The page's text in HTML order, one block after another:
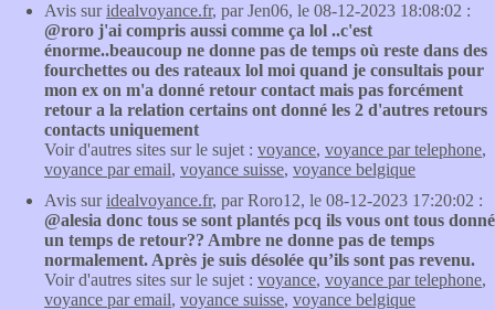
Avis suridealvoyance.fr, par Jen06, le 08-12-2023 18:08:02 :
@roro j'ai compris aussi comme ça lol ..c'est
énorme..beaucoup ne donne pas de temps où reste dans des
fourchettes ou des rateaux lol moi quand je consultais pour
mon ex on m'a donné retour contact mais pas forcément
retour a la relation certains ont donné les 2 d'autres retours
contacts uniquement
Voir d'autres sites sur le sujet : voyance, voyance par telephone,
voyance par email, voyance suisse, voyance belgique
Avis suridealvoyance.fr, par Roro12, le 08-12-2023 17:20:02 :
@alesia donc tous se sont plantés pcq ils vous ont tous donné
un temps de retour?? Ambre ne donne pas de temps
normalement. Après je suis désolée qu’ils sont pas revenu.
Voir d'autres sites sur le sujet : voyance, voyance par telephone,
voyance par email, voyance suisse, voyance belgique